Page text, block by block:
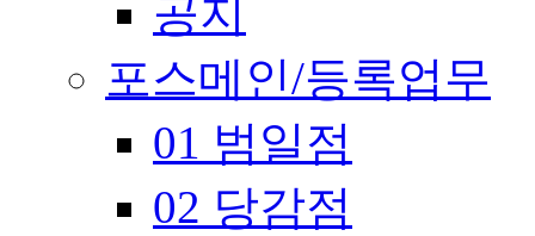
공지
포스메인/등록업무
01 범일점
02 당감점